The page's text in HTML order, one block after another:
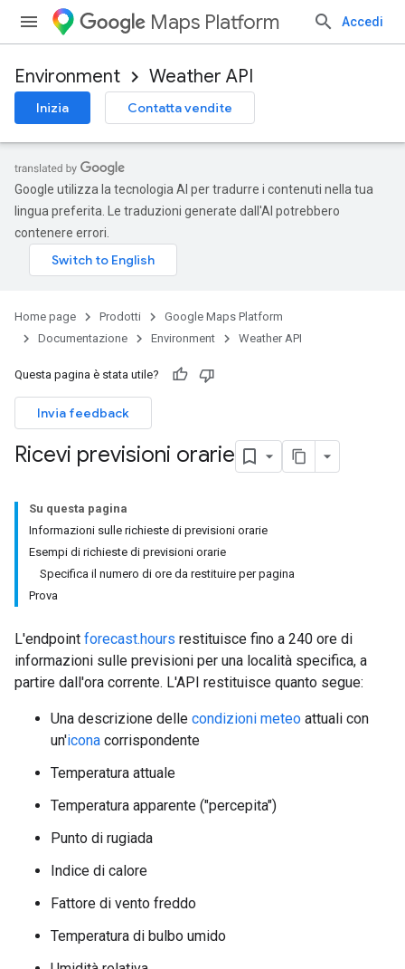
Maps Platform Accedi
Environment Weather API
Inizia Contatta vendite
Google utilizza la tecnologia AI per tradurre i contenuti nella tua
lingua preferita. Le traduzioni generate dall'AI potrebbero
contenere errori.
Home page Prodotti
Google Maps Platform
Documentazione
Environment Weather API
Questa pagina è stata utile?
Invia feedback
Ricevi previsioni orarie
Su questa pagina
Informazioni sulle richieste di previsioni orarie
Esempi di richieste di previsioni orarie
Specifica il numero di ore da restituire per pagina
Prova
L'endpoint forecast.hours restituisce fino a 240 ore di
informazioni sulle previsioni per una località specifica, a
partire dall'ora corrente. L'API restituisce quanto segue:
Una descrizione delle condizioni meteo attuali con
un'icona corrispondente
Temperatura attuale
Temperatura apparente ("percepita")
Punto di rugiada
Indice di calore
Fattore di vento freddo
Temperatura di bulbo umido